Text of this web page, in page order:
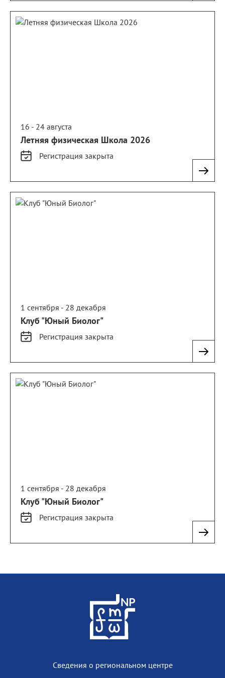
16 - 24 августа
Летняя физическая Школа 2026
Регистрация закрыта
1 сентября - 28 декабря
Клуб "Юный Биолог"
Регистрация закрыта
1 сентября - 28 декабря
Клуб "Юный Биолог"
Регистрация закрыта
Сведения о региональном центре